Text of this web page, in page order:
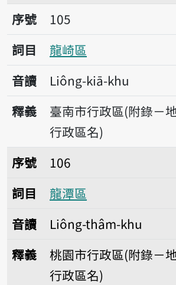
序號105龍崎區
序號
105
詞目
龍崎區
音讀
Liông-kiā-khu
釋義
臺南市行政區(附錄－
行政區名)
序號106龍潭區
序號
106
詞目
龍潭區
音讀
Liông-thâm-khu
釋義
桃園市行政區(附錄－
行政區名)